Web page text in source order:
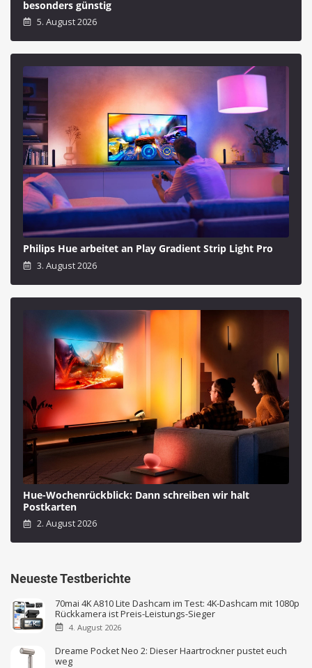
besonders günstig
5. August 2026
Philips Hue arbeitet an Play Gradient Strip Light Pro
3. August 2026
Hue-Wochenrückblick: Dann schreiben wir halt
Postkarten
2. August 2026
Neueste Testberichte
70mai 4K A810 Lite Dashcam im Test: 4K-Dashcam mit 1080p
Rückkamera ist Preis-Leistungs-Sieger
4. August 2026
Dreame Pocket Neo 2: Dieser Haartrockner pustet euch
weg